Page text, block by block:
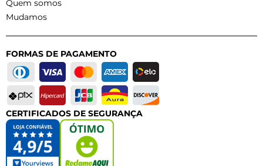
Quem somos
Mudamos
FORMAS DE PAGAMENTO
CERTIFICADOS DE SEGURANÇA